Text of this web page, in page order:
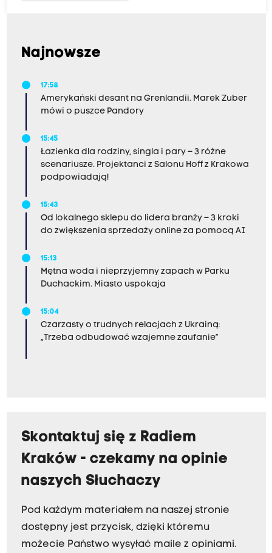
Najnowsze
17:58
Amerykański desant na Grenlandii. Marek Zuber
mówi o puszce Pandory
15:45
Łazienka dla rodziny, singla i pary – 3 różne
scenariusze. Projektanci z Salonu Hoff z Krakowa
podpowiadają!
15:43
Od lokalnego sklepu do lidera branży – 3 kroki
do zwiększenia sprzedaży online za pomocą AI
15:13
Mętna woda i nieprzyjemny zapach w Parku
Duchackim. Miasto uspokaja
15:04
Czarzasty o trudnych relacjach z Ukrainą:
„Trzeba odbudować wzajemne zaufanie”
Skontaktuj się z Radiem
Kraków - czekamy na opinie
naszych Słuchaczy
Pod każdym materiałem na naszej stronie
dostępny jest przycisk, dzięki któremu
możecie Państwo wysyłać maile z opiniami.